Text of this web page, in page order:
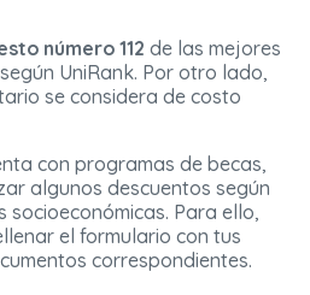
número 112 de las mejores
UniRank. Por otro lado,
se considera de costo
con programas de becas,
algunos descuentos según
socioeconómicas. Para ello,
el formulario con tus
correspondientes.